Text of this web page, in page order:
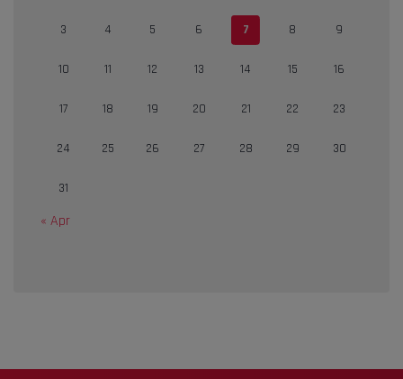
3 4 5 6 7 8 9
10 11 12 13 14 15 16
17 18 19 20 21 22 23
24 25 26 27 28 29 30
31
« Apr